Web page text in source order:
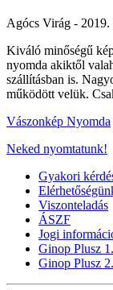
Agócs Virág - 2019.
Kiváló minőségű
nyomda akiktől
szállításban is.
működött velük.
Vászonkép Nyomda
Neked nyomtatunk!
Gyakori
Viszonteladás
ÁSZF
Jogi
Ginop Plusz
Ginop Plusz